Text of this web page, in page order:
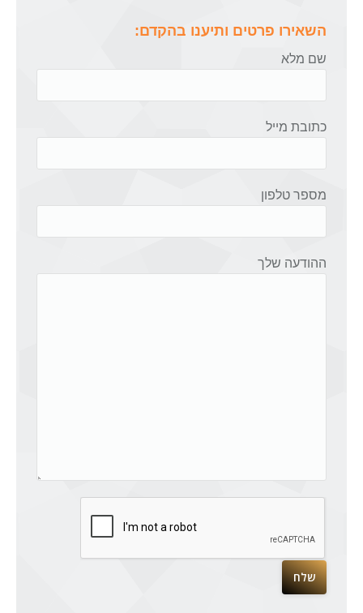
השאירו פרטים ותיענו בהקדם:
שם מלא
כתובת מייל
מספר טלפון
ההודעה שלך